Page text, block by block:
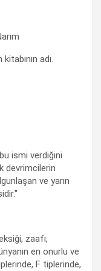
adı.
ismi verdiğini
devrimcilerin
ve yarın
zaafı,
en onurlu ve
F tiplerinde,